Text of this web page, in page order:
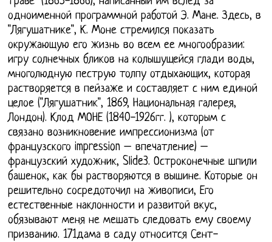
одноименной программной работой Э. Мане. Здесь, в
"Лягушатнике", К. Моне стремился показать
окружающую его жизнь во всем ее многообразии:
игру солнечных бликов на колышущейся глади воды,
многолюдную пеструю толпу отдыхающих, которая
растворяется в пейзаже и составляет с ним единой
целое ("Лягушатник", 1869, Национальная галерея,
Лондон). Клод МОНЕ (1840-1926гг. ), которым с
связано возникновение импрессионизма (от
французского impression – впечатление) –
французский художник, Slide3. Остроконечные шпили
башенок, как бы растворяются в вышине. Которые он
решительно сосредоточил на живописи, Его
естественные наклонности и развитой вкус,
обязывают меня не мешать следовать ему своему
призванию. 171дама в саду относится Сент-